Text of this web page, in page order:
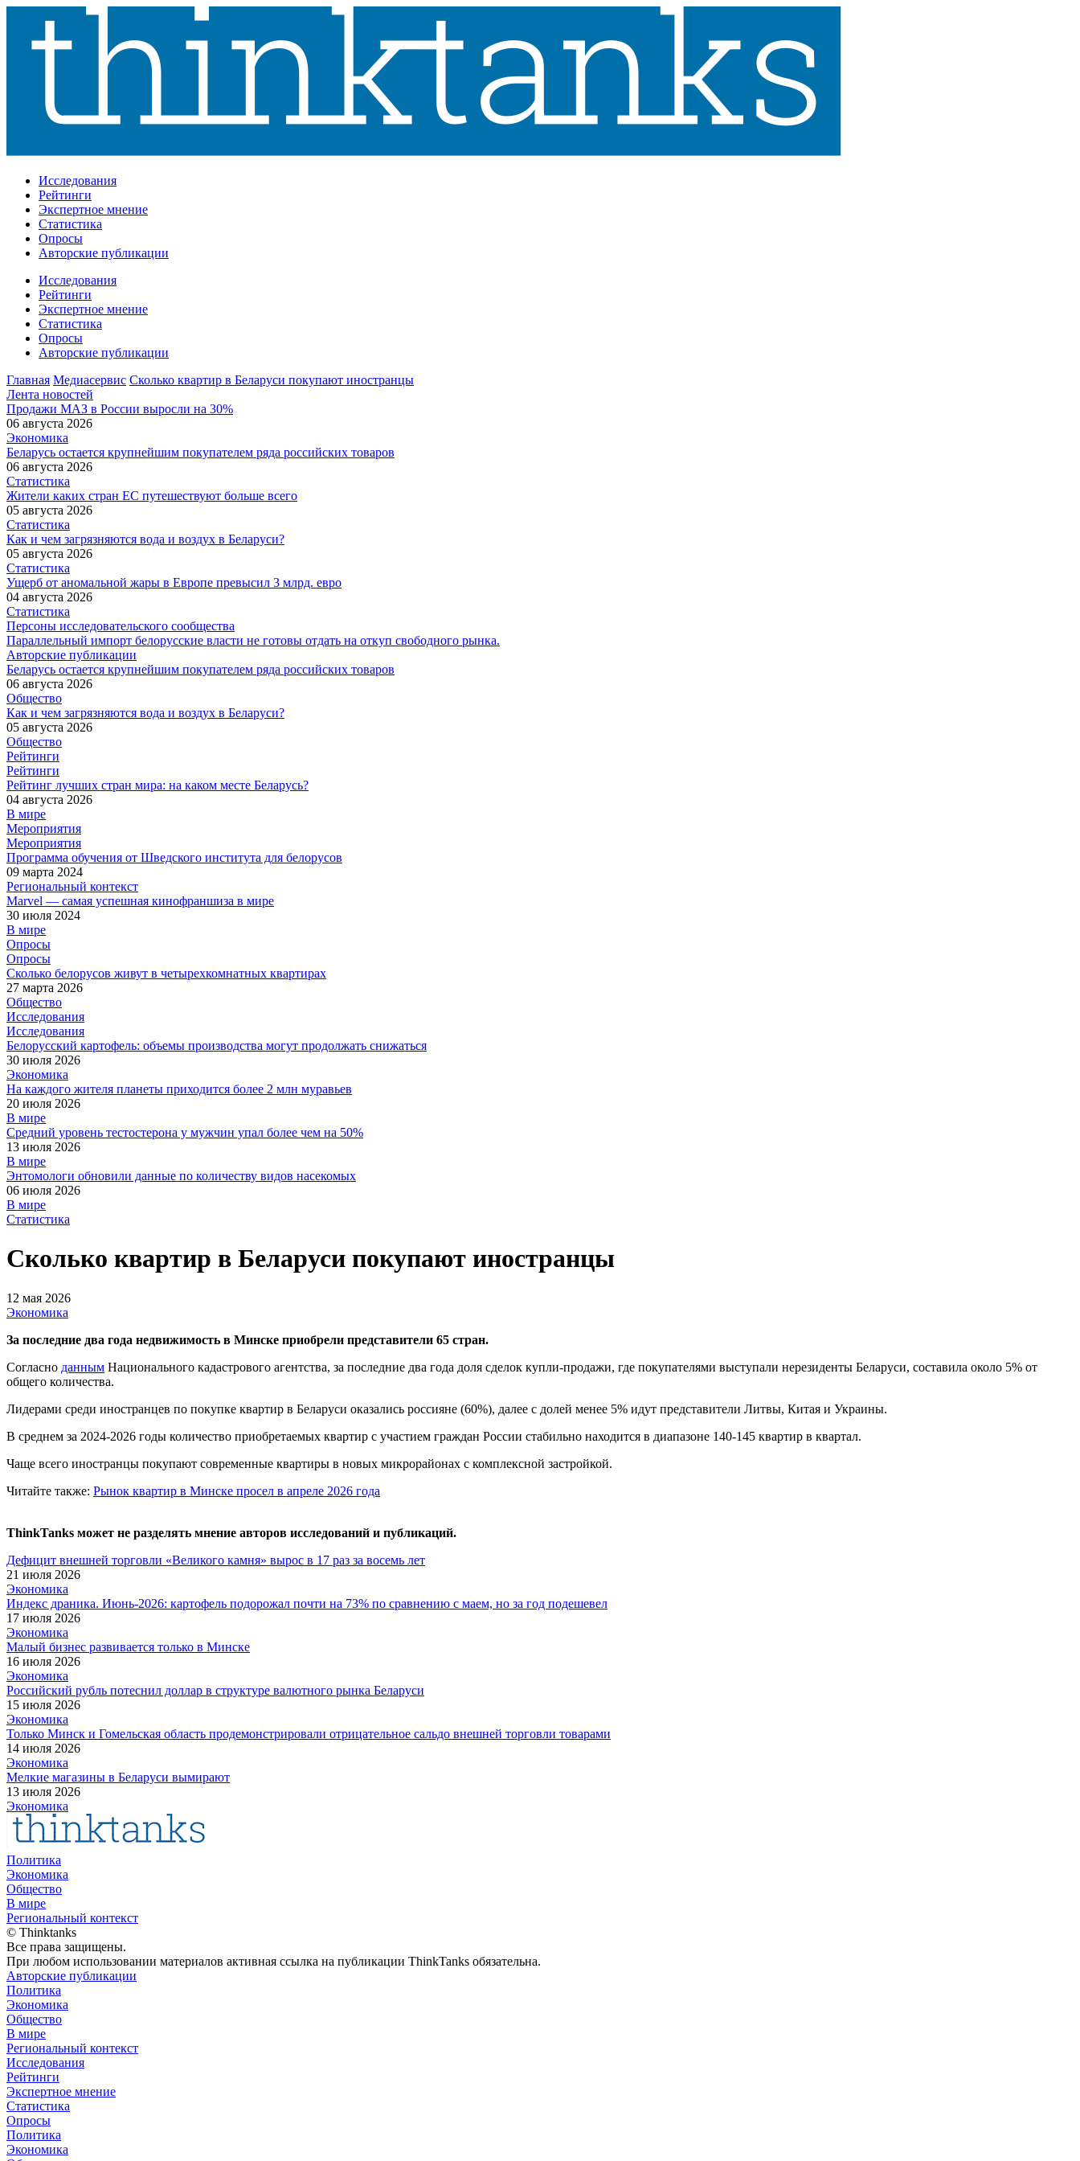
Исследования
Рейтинги
Экспертное мнение
Статистика
Опросы
Авторские публикации
Исследования
Рейтинги
Экспертное мнение
Статистика
Опросы
Авторские публикации
Главная Медиасервис Сколько квартир в Беларуси покупают иностранцы
Лента новостей
Продажи МАЗ в России выросли на 30%
06 августа 2026
Экономика
Беларусь остается крупнейшим покупателем ряда российских товаров
06 августа 2026
Статистика
Жители каких стран ЕС путешествуют больше всего
05 августа 2026
Статистика
Как и чем загрязняются вода и воздух в Беларуси?
05 августа 2026
Статистика
Ущерб от аномальной жары в Европе превысил 3 млрд. евро
04 августа 2026
Статистика
Персоны исследовательского сообщества
Параллельный импорт белорусские власти не готовы отдать на откуп свободного рынка.
Авторские публикации
Беларусь остается крупнейшим покупателем ряда российских товаров
06 августа 2026
Общество
Как и чем загрязняются вода и воздух в Беларуси?
05 августа 2026
Общество
Рейтинги
Рейтинги
Рейтинг лучших стран мира: на каком месте Беларусь?
04 августа 2026
В мире
Мероприятия
Мероприятия
Программа обучения от Шведского института для белорусов
09 марта 2024
Региональный контекст
Marvel — самая успешная кинофраншиза в мире
30 июля 2024
В мире
Опросы
Опросы
Сколько белорусов живут в четырехкомнатных квартирах
27 марта 2026
Общество
Исследования
Исследования
Белорусский картофель: объемы производства могут продолжать снижаться
30 июля 2026
Экономика
На каждого жителя планеты приходится более 2 млн муравьев
20 июля 2026
В мире
Средний уровень тестостерона у мужчин упал более чем на 50%
13 июля 2026
В мире
Энтомологи обновили данные по количеству видов насекомых
06 июля 2026
В мире
Статистика
Сколько квартир в Беларуси покупают иностранцы
12 мая 2026
Экономика
За последние два года недвижимость в Минске приобрели представители 65 стран.
Согласно данным Национального кадастрового агентства, за последние два года доля сделок купли-продажи, где покупателями выступали нерезиденты Беларуси, составила около 5% от
общего количества.
Лидерами среди иностранцев по покупке квартир в Беларуси оказались россияне (60%), далее с долей менее 5% идут представители Литвы, Китая и Украины.
В среднем за 2024-2026 годы количество приобретаемых квартир с участием граждан России стабильно находится в диапазоне 140-145 квартир в квартал.
Чаще всего иностранцы покупают современные квартиры в новых микрорайонах с комплексной застройкой.
Читайте также: Рынок квартир в Минске просел в апреле 2026 года
ThinkTanks может не разделять мнение авторов исследований и публикаций.
Дефицит внешней торговли «Великого камня» вырос в 17 раз за восемь лет
21 июля 2026
Экономика
Индекс драника. Июнь-2026: картофель подорожал почти на 73% по сравнению с маем, но за год подешевел
17 июля 2026
Экономика
Малый бизнес развивается только в Минске
16 июля 2026
Экономика
Российский рубль потеснил доллар в структуре валютного рынка Беларуси
15 июля 2026
Экономика
Только Минск и Гомельская область продемонстрировали отрицательное сальдо внешней торговли товарами
14 июля 2026
Экономика
Мелкие магазины в Беларуси вымирают
13 июля 2026
Экономика
Политика
Экономика
Общество
В мире
Региональный контекст
© Thinktanks
Все права защищены.
При любом использовании материалов активная ссылка на публикации ThinkTanks обязательна.
Авторские публикации
Политика
Экономика
Общество
В мире
Региональный контекст
Исследования
Рейтинги
Экспертное мнение
Статистика
Опросы
Политика
Экономика